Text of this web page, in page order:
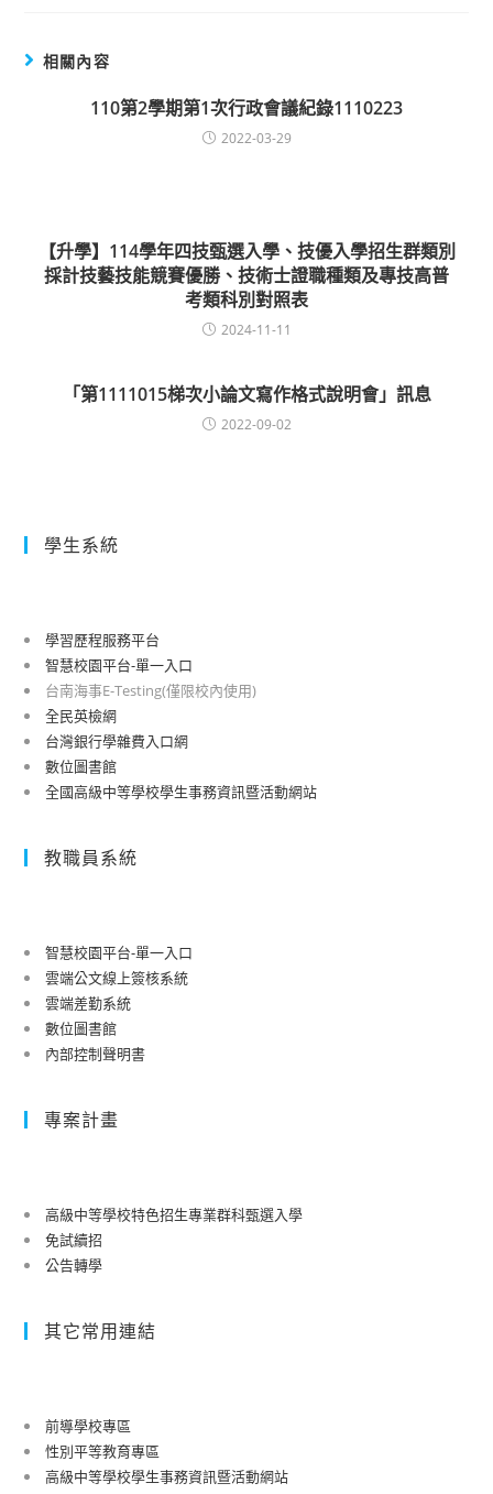
相關內容
110第2學期第1次行政會議紀錄1110223
2022-03-29
【升學】114學年四技甄選入學、技優入學招生群類別
採計技藝技能競賽優勝、技術士證職種類及專技高普
考類科別對照表
2024-11-11
「第1111015梯次小論文寫作格式說明會」訊息
2022-09-02
學生系統
學習歷程服務平台
智慧校園平台-單一入口
台南海事E-Testing(僅限校內使用)
全民英檢網
台灣銀行學雜費入口網
數位圖書館
全國高級中等學校學生事務資訊暨活動網站
教職員系統
智慧校園平台-單一入口
雲端公文線上簽核系統
雲端差勤系統
數位圖書館
內部控制聲明書
專案計畫
高級中等學校特色招生專業群科甄選入學
免試續招
公告轉學
其它常用連結
前導學校專區
性別平等教育專區
高級中等學校學生事務資訊暨活動網站